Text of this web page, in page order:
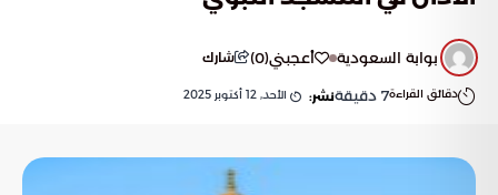
بوابة السعودية أعجبني(
0
) شارك
دقائق القراءة7 دقيقةنشر: الأحد, 12 أكتوبر 2025